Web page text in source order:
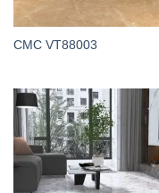
CMC VT88003